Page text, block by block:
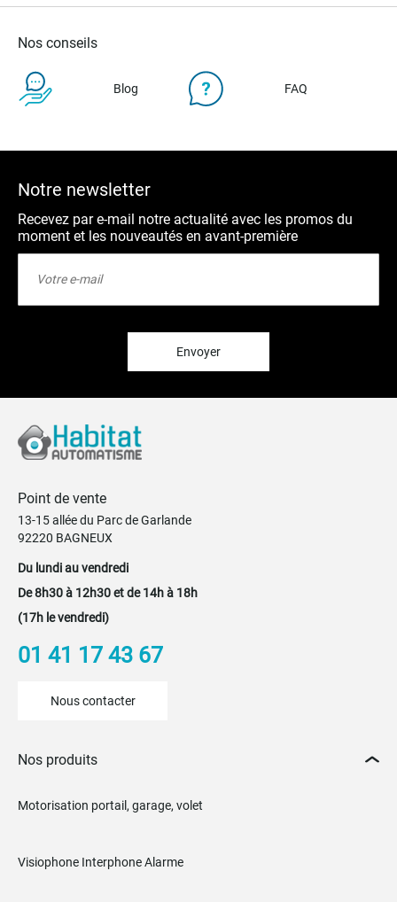
Nos conseils
Blog FAQ
Notre newsletter
Recevez par e-mail notre actualité avec les promos du
moment et les nouveautés en avant-première
Envoyer
Point de vente
13-15 allée du Parc de Garlande
92220 BAGNEUX
Du lundi au vendredi
De 8h30 à 12h30 et de 14h à 18h
(17h le vendredi)
01 41 17 43 67
Nous contacter
Nos produits
Motorisation portail, garage, volet
Visiophone Interphone Alarme